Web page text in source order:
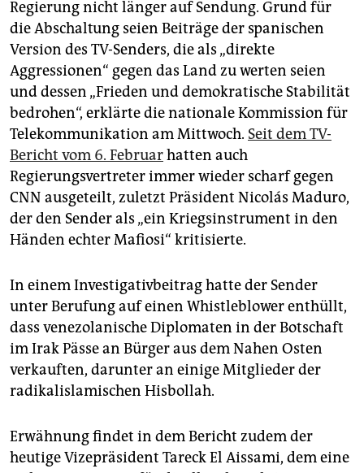
unterstützen
abo
genossenschaft
epaper login
Regierung nicht länger auf Sendung. Grund für
die Abschaltung seien Beiträge der spanischen
Version des TV-Senders, die als „direkte
Aggressionen“ gegen das Land zu werten seien
und dessen „Frieden und demokratische Stabilität
bedrohen“, erklärte die nationale Kommission für
Telekommunikation am Mittwoch. Seit dem TV-
Bericht vom 6. Februarhatten auch
Regierungsvertreter immer wieder scharf gegen
CNN ausgeteilt, zuletzt Präsident Nicolás Maduro,
der den Sender als „ein Kriegsinstrument in den
Händen echter Mafiosi“ kritisierte.
In einem Investigativbeitrag hatte der Sender
unter Berufung auf einen Whistleblower enthüllt,
dass venezolanische Diplomaten in der Botschaft
im Irak Pässe an Bürger aus dem Nahen Osten
verkauften, darunter an einige Mitglieder der
radikalislamischen Hisbollah.
Erwähnung findet in dem Bericht zudem der
heutige Vizepräsident Tareck El Aissami, dem eine